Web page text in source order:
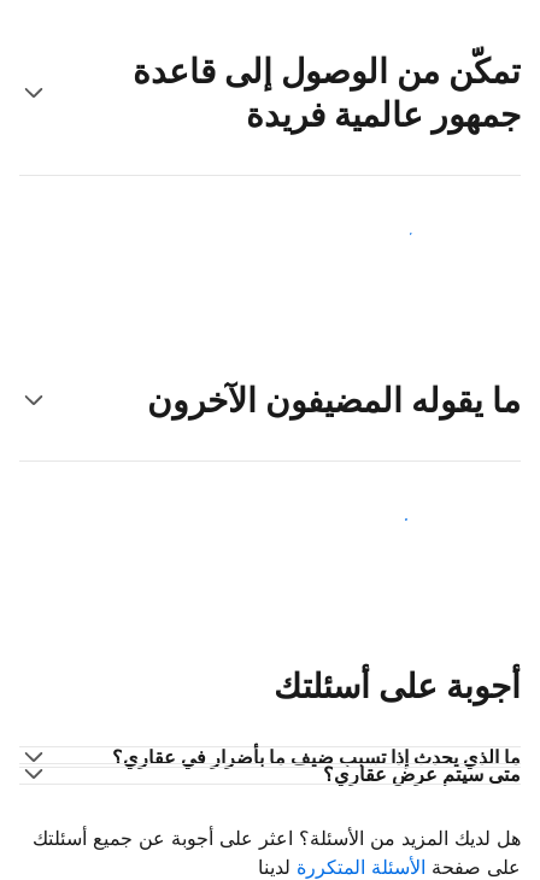
تمكّن من الوصول إلى قاعدة
جمهور عالمية فريدة
اجذب ضيوف جدد اليوم
ما يقوله المضيفون الآخرون
انضم إلى مضيفين آخرين
أجوبة على أسئلتك
ما الذي يحدث إذا تسبب ضيف ما بأضرار في عقاري؟
متى سيتم عرض عقاري؟
هل لديك المزيد من الأسئلة؟ اعثر على أجوبة عن جميع أسئلتك
على صفحة الأسئلة المتكررة لدينا